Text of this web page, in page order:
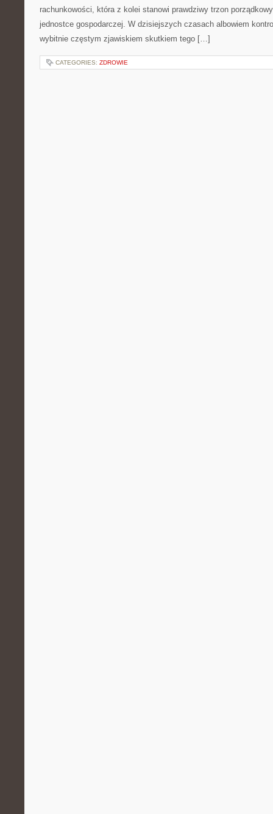
rachunkowości, która z kolei stanowi prawdziwy trzon
jednostce gospodarczej. W dzisiejszych czasach albowiem
wybitnie częstym zjawiskiem skutkiem tego […]
CATEGORIES: ZDROWIE